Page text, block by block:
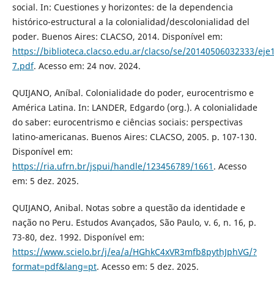
social. In: Cuestiones y horizontes: de la dependencia
histórico-estructural a la colonialidad/descolonialidad del
poder. Buenos Aires: CLACSO, 2014. Disponível em:
https://biblioteca.clacso.edu.ar/clacso/se/20140506032333/
7.pdf. Acesso em: 24 nov. 2024.
QUIJANO, Aníbal. Colonialidade do poder, eurocentrismo e
América Latina. In: LANDER, Edgardo (org.). A colonialidade
do saber: eurocentrismo e ciências sociais: perspectivas
latino-americanas. Buenos Aires: CLACSO, 2005. p. 107-130.
Disponível em:
https://ria.ufrn.br/jspui/handle/123456789/1661 . Acesso
em: 5 dez. 2025.
QUIJANO, Anibal. Notas sobre a questão da identidade e
nação no Peru. Estudos Avançados, São Paulo, v. 6, n. 16, p.
73-80, dez. 1992. Disponível em:
https://www.scielo.br/j/ea/a/HGhkC4xVR3mfb8pythJphVG/?
format=pdf&lang=pt. Acesso em: 5 dez. 2025.